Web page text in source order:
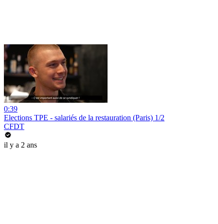
0:39
Elections TPE - salariés de la restauration (Paris) 1/2
CFDT
il y a 2 ans